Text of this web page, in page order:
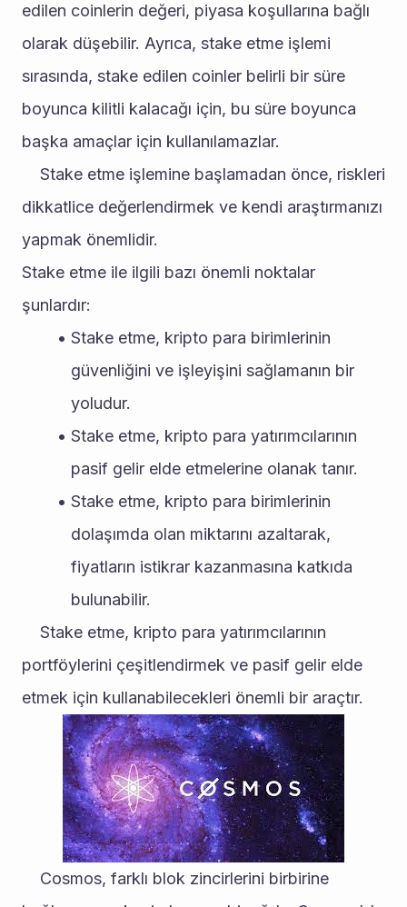
edilen coinlerin değeri, piyasa koşullarına bağlı
olarak düşebilir. Ayrıca, stake etme işlemi
sırasında, stake edilen coinler belirli bir süre
boyunca kilitli kalacağı için, bu süre boyunca
başka amaçlar için kullanılamazlar.
dikkatlice değerlendirmek ve kendi araştırmanızı
yapmak önemlidir.
Stake etme ile ilgili bazı önemli noktalar
şunlardır:
Stake etme, kripto para birimlerinin
güvenliğini ve işleyişini sağlamanın bir
yoludur.
Stake etme, kripto para yatırımcılarının
pasif gelir elde etmelerine olanak tanır.
Stake etme, kripto para birimlerinin
dolaşımda olan miktarını azaltarak,
fiyatların istikrar kazanmasına katkıda
bulunabilir.
portföylerini çeşitlendirmek ve pasif gelir elde
etmek için kullanabilecekleri önemli bir araçtır.